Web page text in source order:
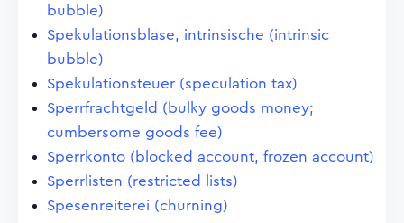
bubble)
Spekulationsblase, intrinsische (intrinsic
bubble)
Spekulationsteuer (speculation tax)
Sperrfrachtgeld (bulky goods money;
cumbersome goods fee)
Sperrkonto (blocked account, frozen account)
Sperrlisten (restricted lists)
Spesenreiterei (churning)